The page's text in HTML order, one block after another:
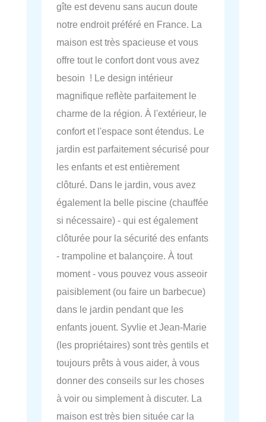
gîte est devenu sans aucun doute
notre endroit préféré en France. La
maison est très spacieuse et vous
offre tout le confort dont vous avez
besoin ! Le design intérieur
magnifique reflète parfaitement le
charme de la région. À l'extérieur, le
confort et l'espace sont étendus. Le
jardin est parfaitement sécurisé pour
les enfants et est entièrement
clôturé. Dans le jardin, vous avez
également la belle piscine (chauffée
si nécessaire) - qui est également
clôturée pour la sécurité des enfants
- trampoline et balançoire. À tout
moment - vous pouvez vous asseoir
paisiblement (ou faire un barbecue)
dans le jardin pendant que les
enfants jouent. Syvlie et Jean-Marie
(les propriétaires) sont très gentils et
toujours prêts à vous aider, à vous
donner des conseils sur les choses
à voir ou simplement à discuter. La
maison est très bien située car la